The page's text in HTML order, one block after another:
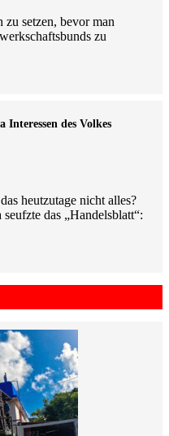
zu setzen, bevor man
zu
des Volkes
heutzutage nicht alles?
das „Handelsblatt“: